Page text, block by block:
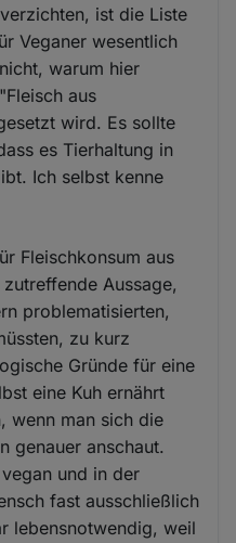
ist die Liste
Veganer wesentlich
warum hier
aus
wird. Es sollte
es Tierhaltung in
Ich selbst kenne
Fleischkonsum aus
Aussage,
problematisierten,
zu kurz
Gründe für eine
eine Kuh ernährt
wenn man sich die
genauer anschaut.
und in der
fast ausschließlich
lebensnotwendig, weil